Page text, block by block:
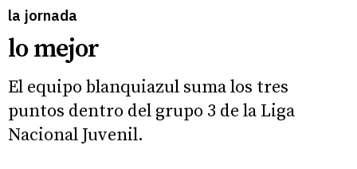
la jornada
lo mejor
El equipo blanquiazul suma los tres
puntos dentro del grupo 3 de la Liga
Nacional Juvenil.